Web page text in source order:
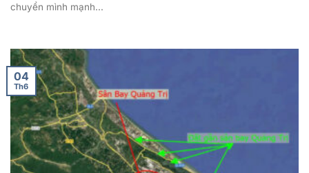
chuyển mình mạnh...
04
Th6